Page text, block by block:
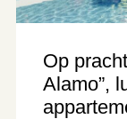
Op
Alamo”,